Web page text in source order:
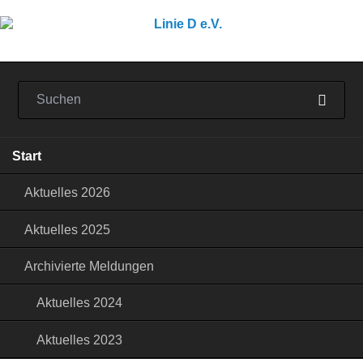
Start
Aktuelles 2026
Aktuelles 2025
Archivierte Meldungen
Aktuelles 2024
Aktuelles 2023